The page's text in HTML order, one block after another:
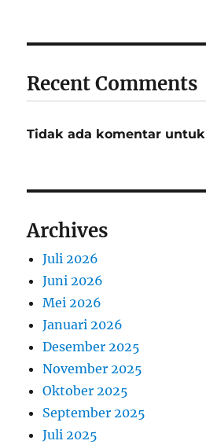
Recent Comments
Tidak ada komentar
Archives
Juli 2026
Juni 2026
Mei 2026
Januari 2026
Desember 2025
November 2025
Oktober 2025
September 2025
Juli 2025